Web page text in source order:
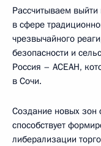
Рассчитываем
в сфере
чрезвычайного
безопасности и
Россия – АСЕАН,
в Сочи.
Создание новых зон
способствует
либерализации